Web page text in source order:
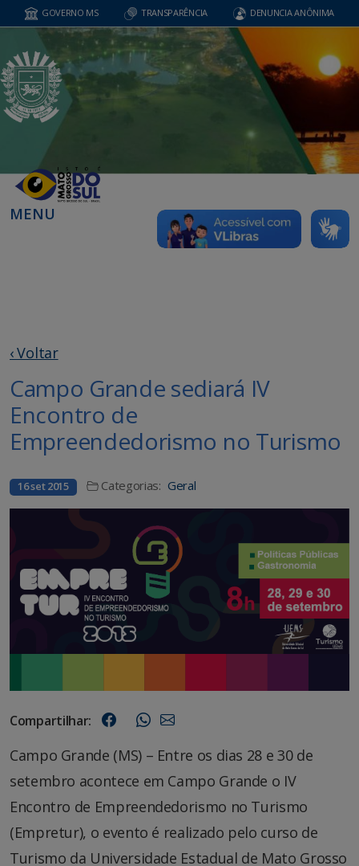
GOVERNO MS TRANSPARÊNCIA DENUNCIA ANÔNIMA
MENU
‹ Voltar
Campo Grande sediará IV
Encontro de
Empreendedorismo no Turismo
16 set 2015 Categorias: Geral
Compartilhar:
Campo Grande (MS) – Entre os dias 28 e 30 de
setembro acontece em Campo Grande o IV
Encontro de Empreendedorismo no Turismo
(Empretur), o evento é realizado pelo curso de
Turismo da Universidade Estadual de Mato Grosso